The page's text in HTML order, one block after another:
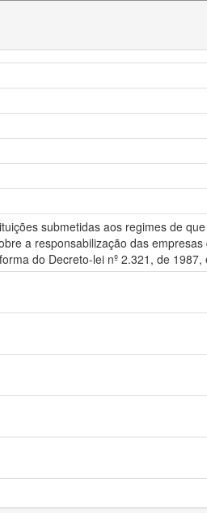
submetidas aos regimes de
a responsabilização das
do Decreto-lei nº 2.321, de